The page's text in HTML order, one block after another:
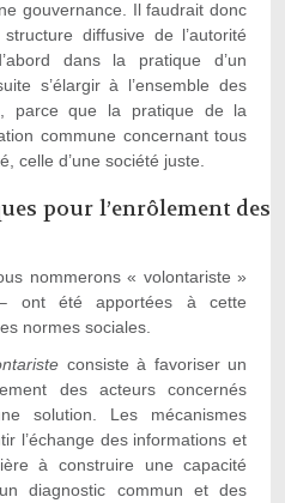
gouvernance. Il faudrait donc
diffusive de l’autorité
dans la pratique d’un
s’élargir à l’ensemble des
parce que la pratique de la
commune concernant tous
celle d’une société juste.
pour l’enrôlement des
nommerons « volontariste »
ont été apportées à cette
normes sociales.
consiste à favoriser un
des acteurs concernés
solution. Les mécanismes
l’échange des informations et
à construire une capacité
diagnostic commun et des